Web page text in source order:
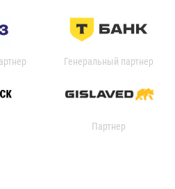
Генеральный партнер
Партнер